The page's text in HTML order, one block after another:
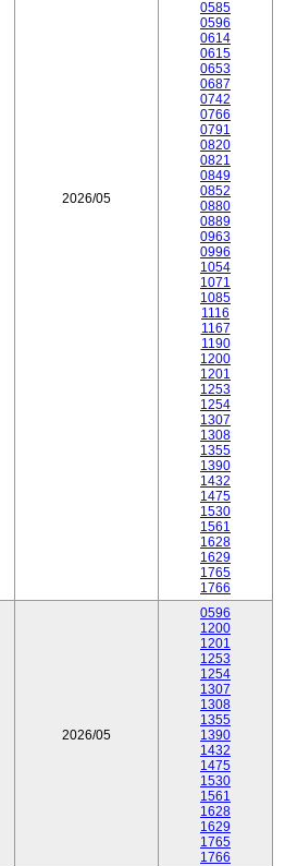
2026/05
0585
0596
0614
0615
0653
0687
0742
0766
0791
0820
0821
0849
0852
0880
0889
0963
0996
1054
1071
1085
1116
1167
1190
1200
1201
1253
1254
1307
1308
1355
1390
1432
1475
1530
1561
1628
1629
1765
1766
2026/05
0596
1200
1201
1253
1254
1307
1308
1355
1390
1432
1475
1530
1561
1628
1629
1765
1766